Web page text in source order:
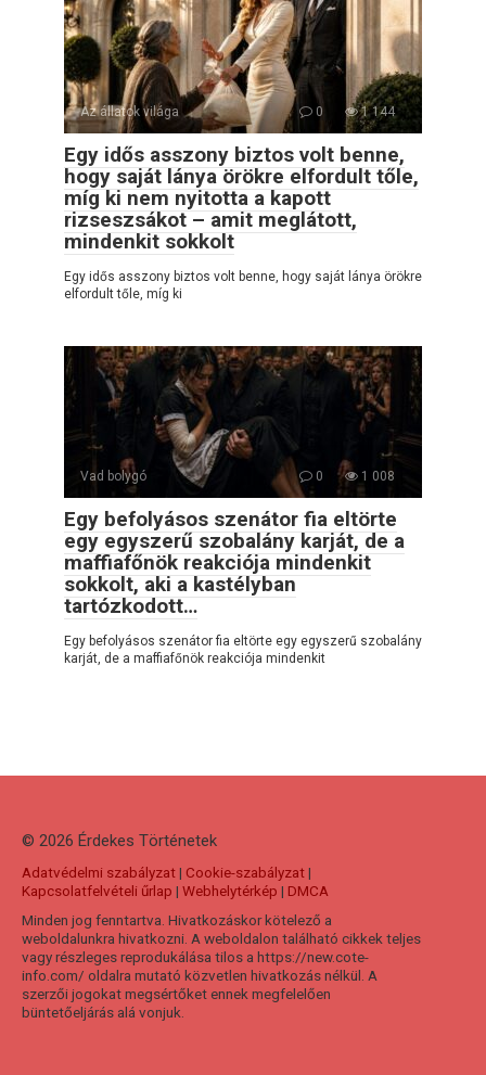
Az állatok világa 0 1 144
Egy idős asszony biztos volt benne,
hogy saját lánya örökre elfordult tőle,
míg ki nem nyitotta a kapott
rizseszsákot – amit meglátott,
mindenkit sokkolt
Egy idős asszony biztos volt benne, hogy saját lánya örökre
elfordult tőle, míg ki
Vad bolygó 0 1 008
Egy befolyásos szenátor fia eltörte
egy egyszerű szobalány karját, de a
maffiafőnök reakciója mindenkit
sokkolt, aki a kastélyban
tartózkodott…
Egy befolyásos szenátor fia eltörte egy egyszerű szobalány
karját, de a maffiafőnök reakciója mindenkit
© 2026 Érdekes Тörténetek
Adatvédelmi szabályzat| Cookie-szabályzat|
Kapcsolatfelvételi űrlap | Webhelytérkép | DMCA
Minden jog fenntartva. Hivatkozáskor kötelező a
weboldalunkra hivatkozni. A weboldalon található cikkek teljes
vagy részleges reprodukálása tilos a https://new.cote-
info.com/ oldalra mutató közvetlen hivatkozás nélkül. A
szerzői jogokat megsértőket ennek megfelelően
büntetőeljárás alá vonjuk.